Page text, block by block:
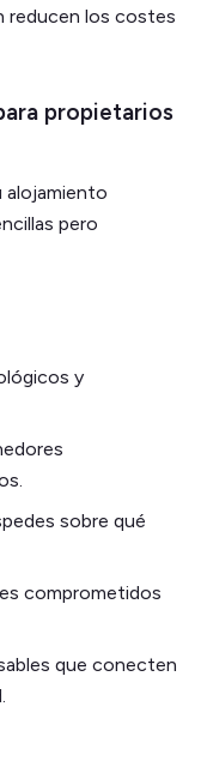
reducen los costes
propietarios
alojamiento
pero
y
sobre qué
comprometidos
que conecten